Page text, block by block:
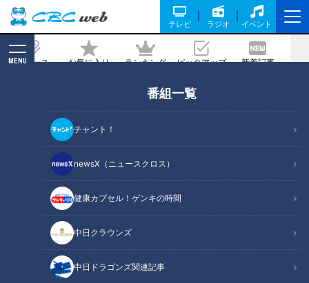
テレビ ラジオ イベント
ニュース お気に入り ランキング ピックアップ 新着記事
MENU
番組一覧
チャント！
newsX（ニュースクロス）
健康カプセル！ゲンキの時間
中日クラウンズ
中日ドラゴンズ関連記事
りにくい靴底”のヒントをくれた驚きの
生き物
記事に戻る